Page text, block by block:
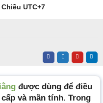
Chiều UTC+7
được dùng để điều
và mãn tính. Trong